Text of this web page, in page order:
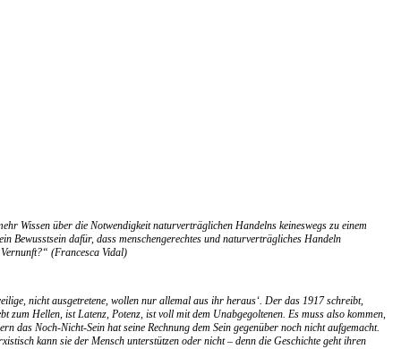
Wissen über die Notwendigkeit naturverträglichen Handelns keineswegs zu einem
Bewusstsein dafür, dass menschengerechtes und naturverträgliches Handeln
(Francesca Vidal)
nicht ausgetretene, wollen nur allemal aus ihr heraus‘. Der das 1917 schreibt,
Hellen, ist Latenz, Potenz, ist voll mit dem Unabgegoltenen. Es muss also kommen,
das Noch-Nicht-Sein hat seine Rechnung dem Sein gegenüber noch nicht aufgemacht.
kann sie der Mensch unterstützen oder nicht – denn die Geschichte geht ihren